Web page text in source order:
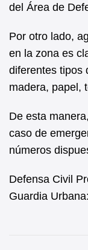
del Área de
Por otro lado,
en la zona es
diferentes tipos
madera, papel,
De esta
caso de
números
Defensa Civil
Guardia